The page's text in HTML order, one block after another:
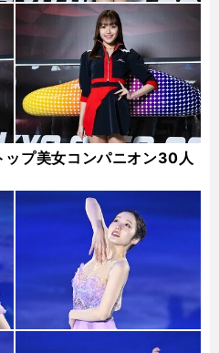
プ美女コンパニオン30人